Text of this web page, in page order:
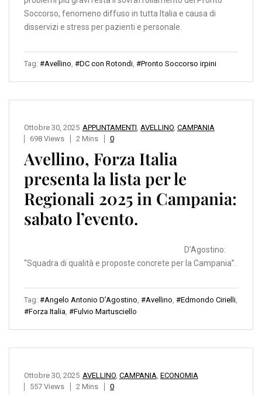
Soccorso, fenomeno diffuso in tutta Italia e causa di
disservizi e stress per pazienti e personale.
Tag: #Avellino, #DC con Rotondi, #Pronto Soccorso irpini
APPUNTAMENTI, AVELLINO, CAMPANIA
Ottobre 30, 2025
698 Views
2 Mins 0
Avellino, Forza Italia
presenta la lista per le
Regionali 2025 in Campania:
sabato l’evento.
D’Agostino:
“Squadra di qualità e proposte concrete per la Campania”.
Tag: #Angelo Antonio D’Agostino, #Avellino, #Edmondo Cirielli,
#Forza Italia, #Fulvio Martusciello
AVELLINO, CAMPANIA, ECONOMIA
Ottobre 30, 2025
557 Views
2 Mins 0